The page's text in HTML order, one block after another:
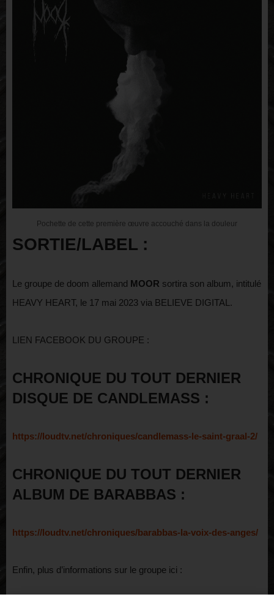
Pochette de cette première œuvre accouché dans la douleur
SORTIE/LABEL :
Le groupe de doom allemand MOOR sortira son album, intitulé
HEAVY HEART, le 17 mai 2023 via BELIEVE DIGITAL.
LIEN FACEBOOK DU GROUPE :
CHRONIQUE DU TOUT DERNIER
DISQUE DE CANDLEMASS :
https://loudtv.net/chroniques/candlemass-le-saint-graal-2/
CHRONIQUE DU TOUT DERNIER
ALBUM DE BARABBAS :
https://loudtv.net/chroniques/barabbas-la-voix-des-anges/
Enfin, plus d’informations sur le groupe ici :